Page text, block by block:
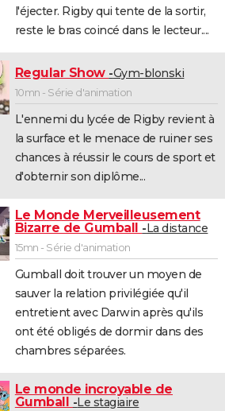
l'éjecter. Rigby qui tente de la sortir,
reste le bras coincé dans le lecteur....
Regular Show Gym-blonski
10mn - Série d'animation
L'ennemi du lycée de Rigby revient à
la surface et le menace de ruiner ses
chances à réussir le cours de sport et
d'obternir son diplôme...
Le Monde Merveilleusement
Bizarre de Gumball
La distance
15mn - Série d'animation
Gumball doit trouver un moyen de
sauver la relation privilégiée qu'il
entretient avec Darwin après qu'ils
ont été obligés de dormir dans des
chambres séparées.
Le monde incroyable de
Gumball
Le stagiaire